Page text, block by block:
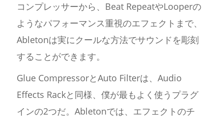
コンプレッサーから、Beat RepeatやLooperの
ようなパフォーマンス重視のエフェクトまで、
Abletonは実にクールな方法でサウンドを彫刻
することができます。
Glue CompressorとAuto Filterは、Audio
Effects Rackと同様、僕が最もよく使うプラグ
インの2つだ。Abletonでは、エフェクトのチ